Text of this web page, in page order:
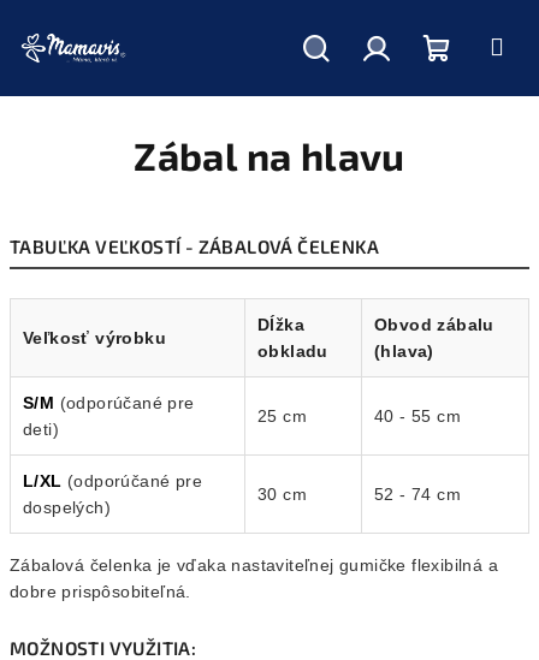
Zábal na hlavu
TABUĽKA VEĽKOSTÍ - ZÁBALOVÁ ČELENKA
Veľkosť výrobku
Dĺžka
obkladu
Obvod zábalu
(hlava)
S/M (odporúčané pre
deti)
25 cm 40 - 55 cm
L/XL (odporúčané pre
dospelých)
30 cm 52 - 74 cm
Zábalová čelenka je vďaka nastaviteľnej gumičke flexibilná a
dobre prispôsobiteľná.
MOŽNOSTI VYUŽITIA: